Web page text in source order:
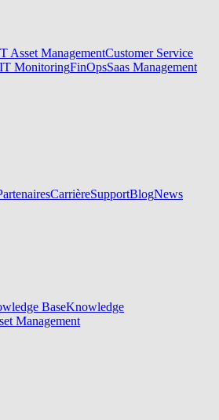
Asset ManagementCustomer Service
IT MonitoringFinOpsSaas Management
CarrièreSupportBlogNews
BaseKnowledge
Management